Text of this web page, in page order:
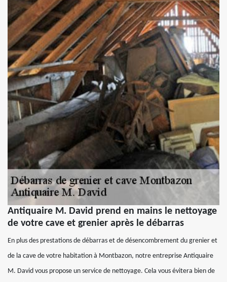
Antiquaire M. David prend en mains le nettoyage
de votre cave et grenier après le débarras
En plus des prestations de débarras et de désencombrement du grenier et
de la cave de votre habitation à Montbazon, notre entreprise Antiquaire
M. David vous propose un service de nettoyage. Cela vous évitera bien de